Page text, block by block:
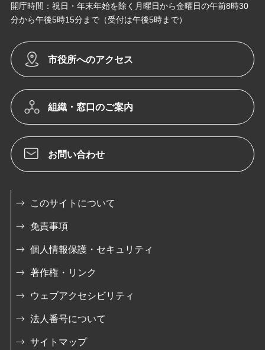
開庁時間：祝日・年末年始を除く月曜日から金曜日の午前8時30
分から午後5時15分まで（受付は午後5時まで）
市役所へのアクセス
組織・窓口のご案内
お問い合わせ
このサイトについて
免責事項
個人情報保護・セキュリティ
著作権・リンク
ウェブアクセシビリティ
法人番号について
サイトマップ